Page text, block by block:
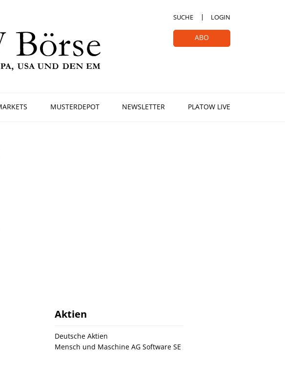
SUCHE LOGIN
ABO
MUSTERDEPOT NEWSLETTER
PLATOW LIVE
Aktien
Deutsche Aktien
Mensch und Maschine AG Software SE